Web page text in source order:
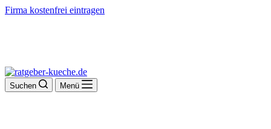
Firma kostenfrei eintragen
Suchen Menü